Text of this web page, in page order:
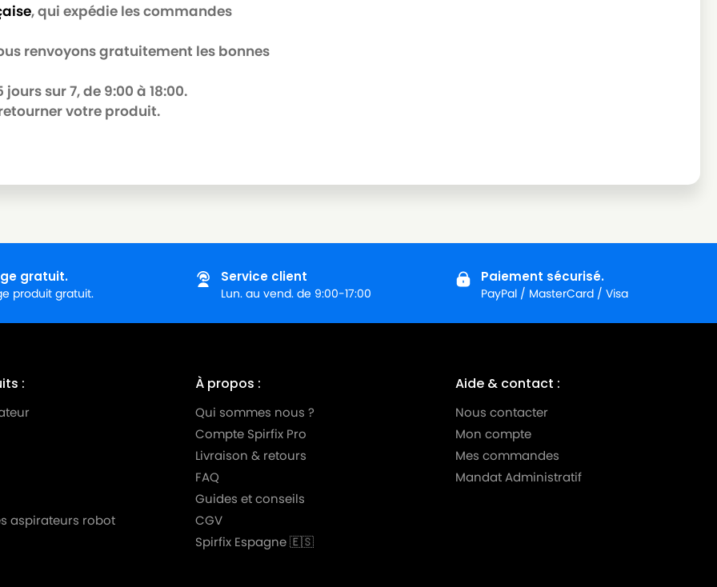
(TURBO)
, qui expédie les commandes
renvoyons gratuitement les bonnes
sur 7, de 9:00 à 18:00.
votre produit.
gratuit.
produit gratuit.
Service client
Lun. au vend. de 9:00-17:00
Paiement sécurisé.
PayPal / MasterCard / Visa
:
aspirateurs robot
À propos :
Qui sommes nous ?
Compte Spirfix Pro
Livraison & retours
FAQ
Guides et conseils
CGV
Spirfix Espagne 🇪🇸
Aide & contact :
Nous contacter
Mon compte
Mes commandes
Mandat Administratif